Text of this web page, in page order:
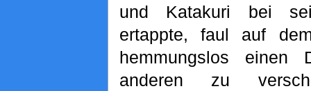
und Katakuri bei
ertappte, faul auf
hemmungslos einen
anderen zu